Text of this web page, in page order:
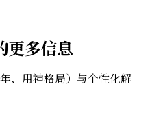
更多信息
、用神格局）与个性化解